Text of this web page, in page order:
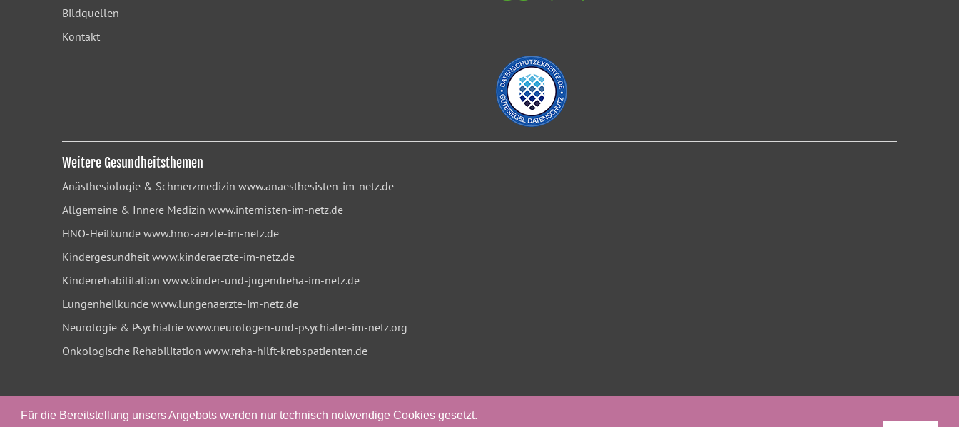
Für die Bereitstellung unsers Angebots werden nur technisch notwendige Cookies gesetzt.
Bildquellen
Kontakt
Weitere Gesundheitsthemen
Anästhesiologie & Schmerzmedizin www.anaesthesisten-im-netz.de
Allgemeine & Innere Medizin www.internisten-im-netz.de
HNO-Heilkunde www.hno-aerzte-im-netz.de
Kindergesundheit www.kinderaerzte-im-netz.de
Kinderrehabilitation www.kinder-und-jugendreha-im-netz.de
Lungenheilkunde www.lungenaerzte-im-netz.de
Neurologie & Psychiatrie www.neurologen-und-psychiater-im-netz.org
Onkologische Rehabilitation www.reha-hilft-krebspatienten.de